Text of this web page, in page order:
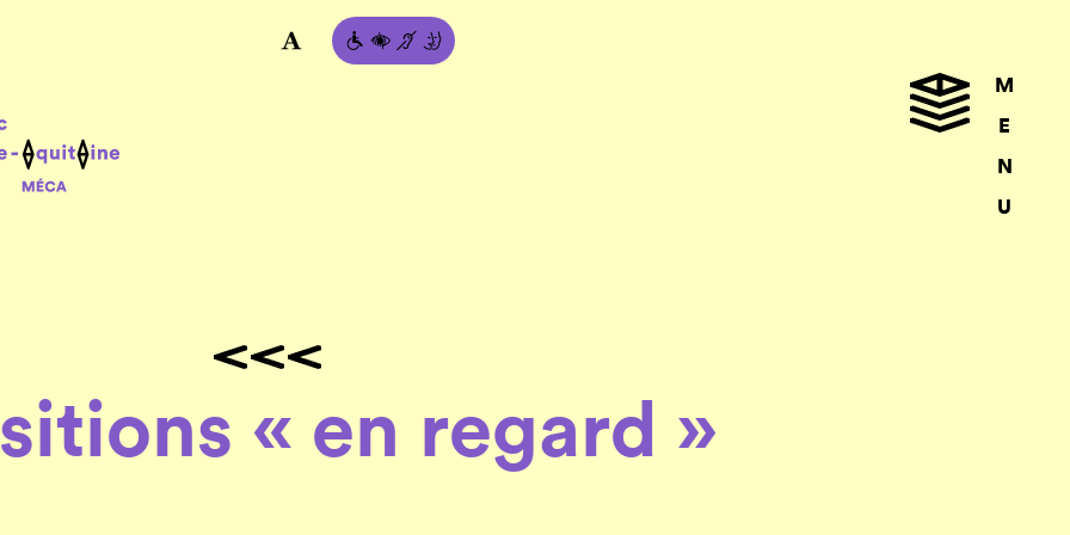
M
E
N
U
« en regard »